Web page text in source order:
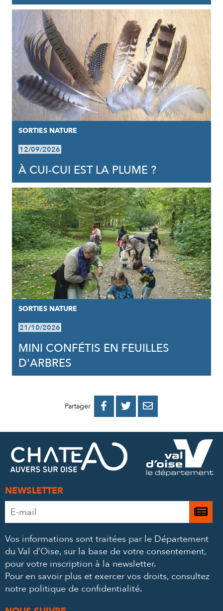
SORTIES NATURE
12/09/2026
À CUI-CUI EST LA PLUME ?
SORTIES NATURE
21/10/2026
MINI CONFÉTIS EN FEUILLES
D'ARBRES
Partager 
PARTAGER
FACEBOOK
PARTAGER
PARTAGER
MAIL
NEWSLETTER
Adresse
e-
*
Je
à
Vos informations sont traitées par le Département
du Val d’Oise, sur la base de votre consentement,
pour votre inscription à la newsletter.
Pour en savoir plus et exercer vos droits, consultez
notre politique de confidentialité.